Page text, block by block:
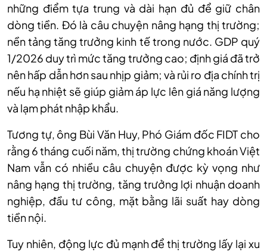
những điểm tựa trung và dài hạn đủ để giữ chân
dòng tiền. Đó là câu chuyện nâng hạng thị trường;
nền tảng tăng trưởng kinh tế trong nước. GDP quý
1/2026 duy trì mức tăng trưởng cao; định giá đã trở
nên hấp dẫn hơn sau nhịp giảm; và rủi ro địa chính trị
nếu hạ nhiệt sẽ giúp giảm áp lực lên giá năng lượng
và lạm phát nhập khẩu.
Tương tự, ông Bùi Văn Huy, Phó Giám đốc FIDT cho
rằng 6 tháng cuối năm, thị trường chứng khoán Việt
Nam vẫn có nhiều câu chuyện được kỳ vọng như
nâng hạng thị trường, tăng trưởng lợi nhuận doanh
nghiệp, đầu tư công, mặt bằng lãi suất hay dòng
tiền nội.
Tuy nhiên, động lực đủ mạnh để thị trường lấy lại xu